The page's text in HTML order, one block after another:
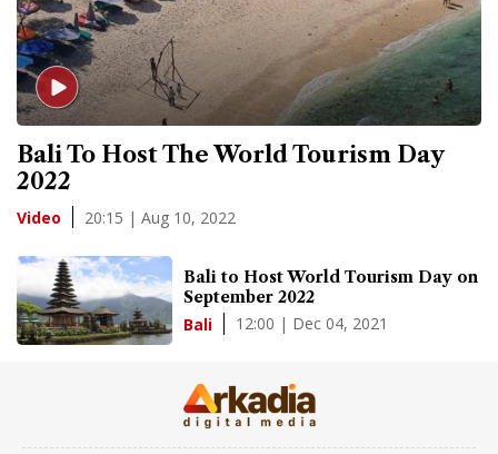
Bali To Host The World Tourism Day
2022
Video 20:15 | Aug 10, 2022
Bali to Host World Tourism Day on
September 2022
Bali 12:00 | Dec 04, 2021